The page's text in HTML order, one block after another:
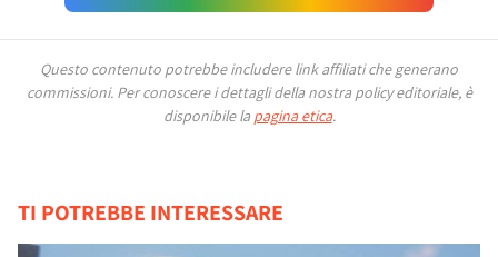
Questo contenuto potrebbe includere link affiliati che generano
commissioni. Per conoscere i dettagli della nostra policy editoriale, è
disponibile la pagina etica.
TI POTREBBE INTERESSARE